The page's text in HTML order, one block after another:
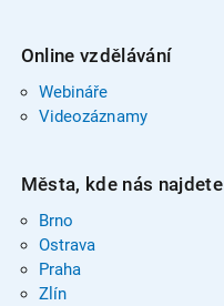
Online vzdělávání
Webináře
Videozáznamy
Města, kde nás najdete
Brno
Ostrava
Praha
Zlín